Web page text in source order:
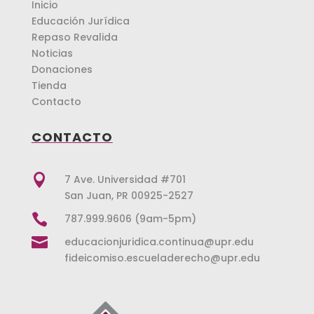
Inicio
Educación Jurídica
Repaso Revalida
Noticias
Donaciones
Tienda
Contacto
CONTACTO

7 Ave. Universidad #701
San Juan, PR 00925-2527
 787.999.9606 (9am-5pm)

educacionjuridica.continua@upr.edu
fideicomiso.escueladerecho@upr.edu